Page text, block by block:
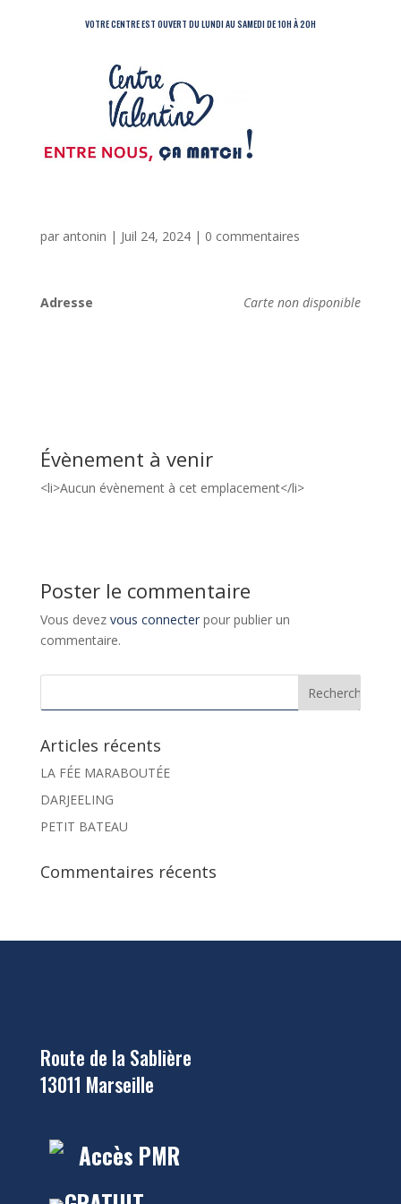
VOTRE CENTRE EST OUVERT DU LUNDI AU SAMEDI DE 10H À 20H
par antonin | Juil 24, 2024| 0 commentaires
Carte non disponible
Adresse
Évènement à venir
<li>Aucun évènement à cet emplacement</li>
Poster le commentaire
Vous devez vous connecterpour publier un
commentaire.
Articles récents
LA FÉE MARABOUTÉE
DARJEELING
PETIT BATEAU
Commentaires récents
Route de la Sablière
13011 Marseille
Accès PMR